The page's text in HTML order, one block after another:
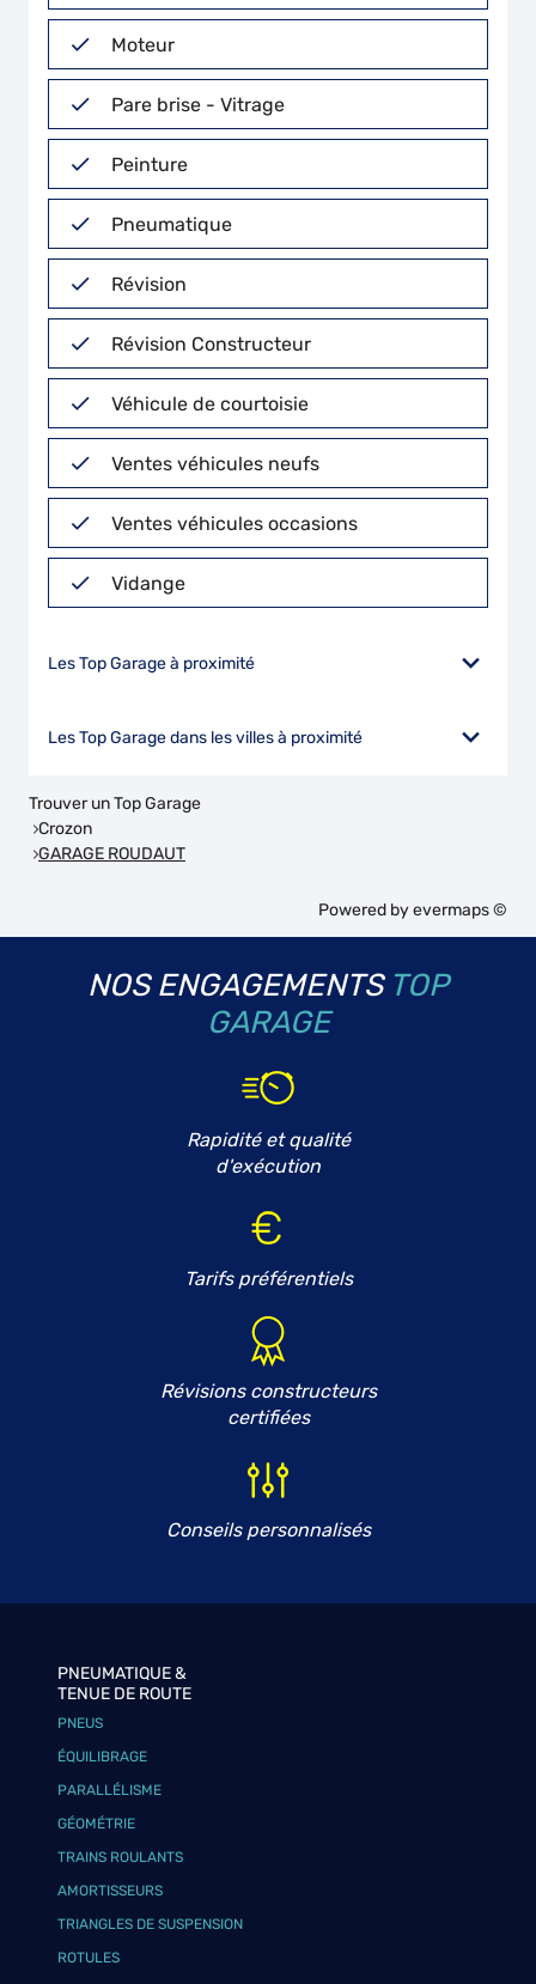
Moteur
Pare brise - Vitrage
Peinture
Pneumatique
Révision
Révision Constructeur
Véhicule de courtoisie
Ventes véhicules neufs
Ventes véhicules occasions
Vidange
Les Top Garage à proximité
Les Top Garage dans les villes à proximité
Trouver un Top Garage
Crozon
GARAGE ROUDAUT
Powered byevermaps ©
NOS ENGAGEMENTS TOP
GARAGE
Rapidité et qualité
d'exécution
Tarifs préférentiels
Révisions constructeurs
certifiées
Conseils personnalisés
PNEUMATIQUE &
TENUE DE ROUTE
PNEUS
ÉQUILIBRAGE
PARALLÉLISME
GÉOMÉTRIE
TRAINS ROULANTS
AMORTISSEURS
TRIANGLES DE SUSPENSION
ROTULES